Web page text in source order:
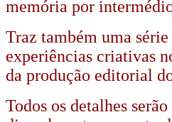
memória por
Traz também uma
experiências criativas
da produção editorial
Todos os detalhes